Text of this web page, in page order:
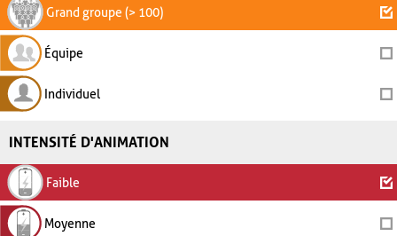
Grand groupe (> 100)
Équipe
Individuel
INTENSITÉ D'ANIMATION
Faible
Moyenne